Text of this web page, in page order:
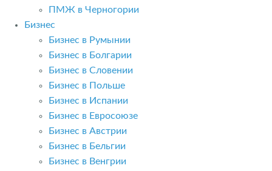
ПМЖ в Черногории
Бизнес
Бизнес в Румынии
Бизнес в Болгарии
Бизнес в Словении
Бизнес в Польше
Бизнес в Испании
Бизнес в Евросоюзе
Бизнес в Австрии
Бизнес в Бельгии
Бизнес в Венгрии